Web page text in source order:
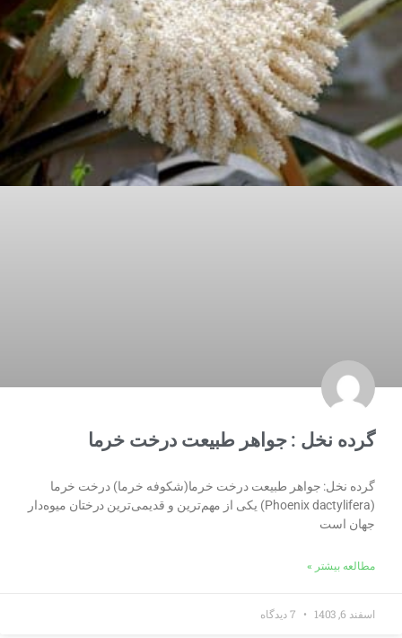
گرده نخل : جواهر طبیعت درخت خرما
گرده نخل: جواهر طبیعت درخت خرما(شکوفه خرما) درخت خرما
(Phoenix dactylifera) یکی از مهم‌ترین و قدیمی‌ترین درختان میوه‌دار
جهان است
مطالعه بیشتر »
اسفند 6, 1403